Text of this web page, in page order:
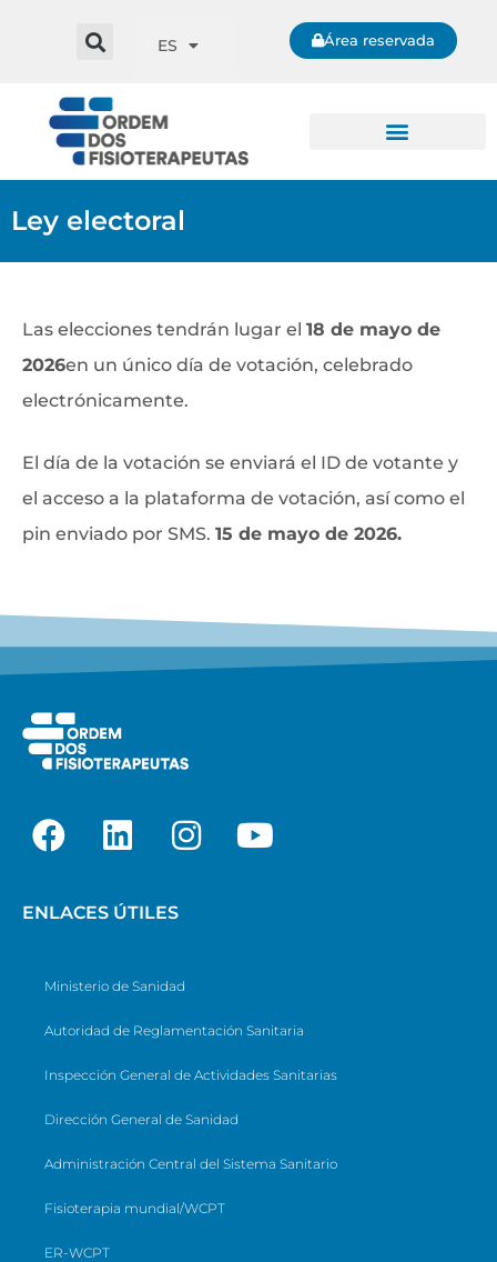
ES Área reservada
Ley electoral
Las elecciones tendrán lugar el 18 de mayo de
2026en un único día de votación, celebrado
electrónicamente.
El día de la votación se enviará el ID de votante y
el acceso a la plataforma de votación, así como el
pin enviado por SMS. 15 de mayo de 2026.
ENLACES ÚTILES
Ministerio de Sanidad
Autoridad de Reglamentación Sanitaria
Inspección General de Actividades Sanitarias
Dirección General de Sanidad
Administración Central del Sistema Sanitario
Fisioterapia mundial/WCPT
ER-WCPT